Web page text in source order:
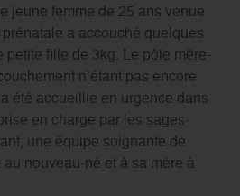
jeune femme de 25 ans venue
a accouché quelques
petite fille de 3kg. Le pôle mère-
n’étant pas encore
été accueillie en urgence dans
en charge par les sages-
une équipe soignante de
nouveau-né et à sa mère à